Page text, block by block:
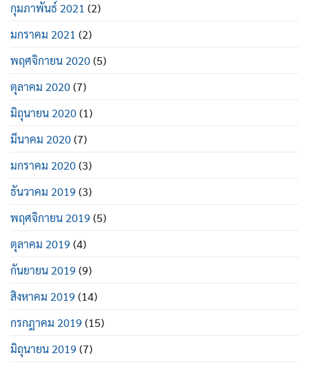
กุมภาพันธ์ 2021 (2)
มกราคม 2021 (2)
พฤศจิกายน 2020(5)
ตุลาคม 2020(7)
มิถุนายน 2020(1)
มีนาคม 2020(7)
มกราคม 2020(3)
ธันวาคม 2019 (3)
พฤศจิกายน 2019 (5)
ตุลาคม 2019 (4)
กันยายน 2019 (9)
สิงหาคม 2019 (14)
กรกฎาคม 2019 (15)
มิถุนายน 2019 (7)